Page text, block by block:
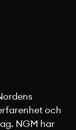
och
NGM har